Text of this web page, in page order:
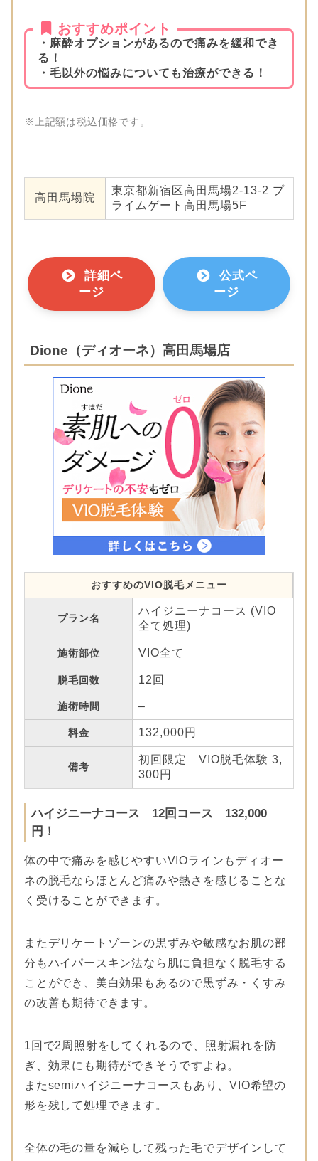
おすすめポイント
・麻酔オプションがあるので痛みを緩和でき
る！
・毛以外の悩みについても治療ができる！
※上記額は税込価格です。
高田馬場院
東京都新宿区高田馬場2-13-2 プ
ライムゲート高田馬場5F
詳細ペ
ージ
公式ペ
ージ
Dione（ディオーネ）高田馬場店
おすすめのVIO脱毛メニュー
プラン名
ハイジニーナコース (VIO
全て処理)
施術部位 VIO全て
脱毛回数 12回
施術時間 –
料金 132,000円
備考
初回限定 VIO脱毛体験 3,
300円
ハイジニーナコース 12回コース 132,000
円！
体の中で痛みを感じやすいVIOラインもディオー
ネの脱毛ならほとんど痛みや熱さを感じることな
く受けることができます。
またデリケートゾーンの黒ずみや敏感なお肌の部
分もハイパースキン法なら肌に負担なく脱毛する
ことができ、美白効果もあるので黒ずみ・くすみ
の改善も期待できます。
1回で2周照射をしてくれるので、照射漏れを防
ぎ、効果にも期待ができそうですよね。
またsemiハイジニーナコースもあり、VIO希望の
形を残して処理できます。
全体の毛の量を減らして残った毛でデザインして